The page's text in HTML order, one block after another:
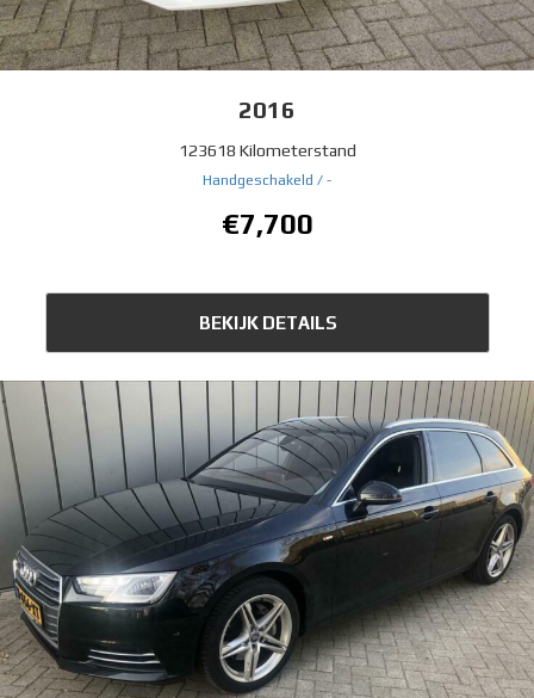
2016
123618 Kilometerstand
Handgeschakeld / -
€7,700
BEKIJK DETAILS